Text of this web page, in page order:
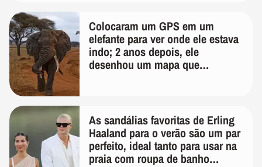
Colocaram um GPS em um
elefante para ver onde ele estava
indo; 2 anos depois, ele
desenhou um mapa que
As sandálias favoritas de Erling
Haaland para o verão são um par
perfeito, ideal tanto para usar na
praia com roupa de banho